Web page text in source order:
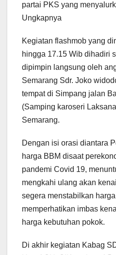
partai PKS yang
Ungkapnya
Kegiatan flashmob yang
hingga 17.15 Wib dihadiri
dipimpin langsung oleh
Semarang Sdr. Joko
tempat di Simpang jalan
(Samping karoseri
Semarang.
Dengan isi orasi diantara
harga BBM disaat
pandemi Covid 19,
mengkahi ulang akan
segera menstabilkan
memperhatikan imbas
harga kebutuhan pokok.
Di akhir kegiatan Kabag